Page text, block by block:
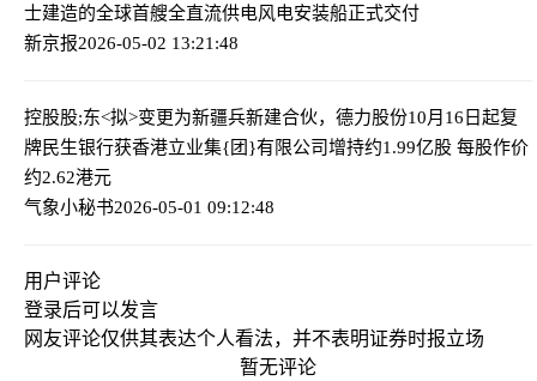
士建造的全球首艘全直流供电风电安装船正式交付
新京报2026-05-02 13:21:48
控股股;东<拟>变更为新疆兵新建合伙，德力股份10月16日起复
牌民生银行获香港立业集{团}有限公司增持约1.99亿股 每股作价
约2.62港元
气象小秘书2026-05-01 09:12:48
用户评论
登录后可以发言
网友评论仅供其表达个人看法，并不表明证券时报立场
暂无评论